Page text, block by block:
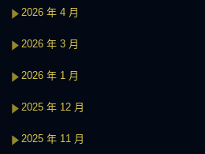
2026 年 4 月
2026 年 3 月
2026 年 1 月
2025 年 12 月
2025 年 11 月